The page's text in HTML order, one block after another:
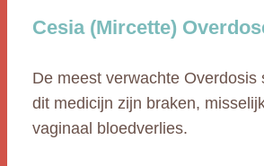
Cesia (Mircette)
De meest verwachte Overdosis
dit medicijn zijn braken,
vaginaal bloedverlies.